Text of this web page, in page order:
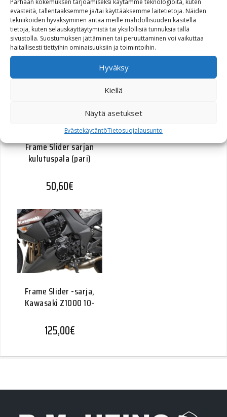
Parhaan kokemuksen tarjoamiseksi käytämme teknologioita, kuten
evästeitä, tallentaaksemme ja/tai käyttääksemme laitetietoja. Näiden
tekniikoiden hyväksyminen antaa meille mahdollisuuden käsitellä
tietoja, kuten selauskäyttäytymistä tai yksilöllisiä tunnuksia tällä
sivustolla. Suostumuksen jättäminen tai peruuttaminen voi vaikuttaa
haitallisesti tiettyihin ominaisuuksiin ja toimintoihin.
Hyväksy
Kiellä
Näytä asetukset
EvästekäytäntöTietosuojalausunto
GSX-R600 08-
116,40€
Frame Slider sarjan
kulutuspala (pari)
50,60€
Frame Slider -sarja,
Kawasaki Z1000 10-
125,00€